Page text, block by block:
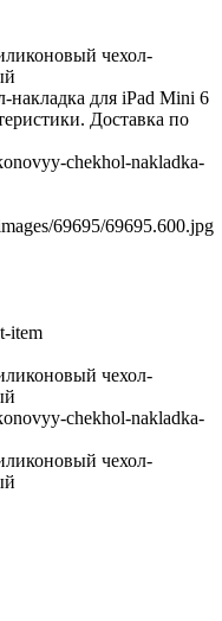
чехол-
для iPad Mini 6
Доставка по
chekhol-nakladka-
69695/69695.600.jpg
чехол-
chekhol-nakladka-
чехол-